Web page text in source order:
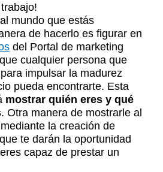
mundo que estás
de hacerlo es figurar en
del Portal de marketing
cualquier persona que
impulsar la madurez
pueda encontrarte. Esta
mostrar quién eres y qué
. Otra manera de mostrarle al
la creación de
te darán la oportunidad
capaz de prestar un